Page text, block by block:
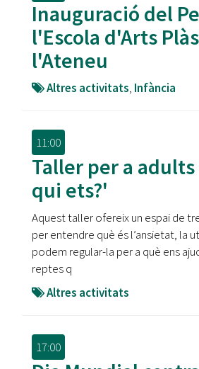
Inauguració del
l'Escola d'Arts
l'Ateneu
Altres activitats, Infància
11:00
Taller per a
qui ets?'
Aquest taller ofereix un espai de
per entendre què és l’ansietat, la
podem regular-la per a què ens
reptes q
Altres activitats
17:00